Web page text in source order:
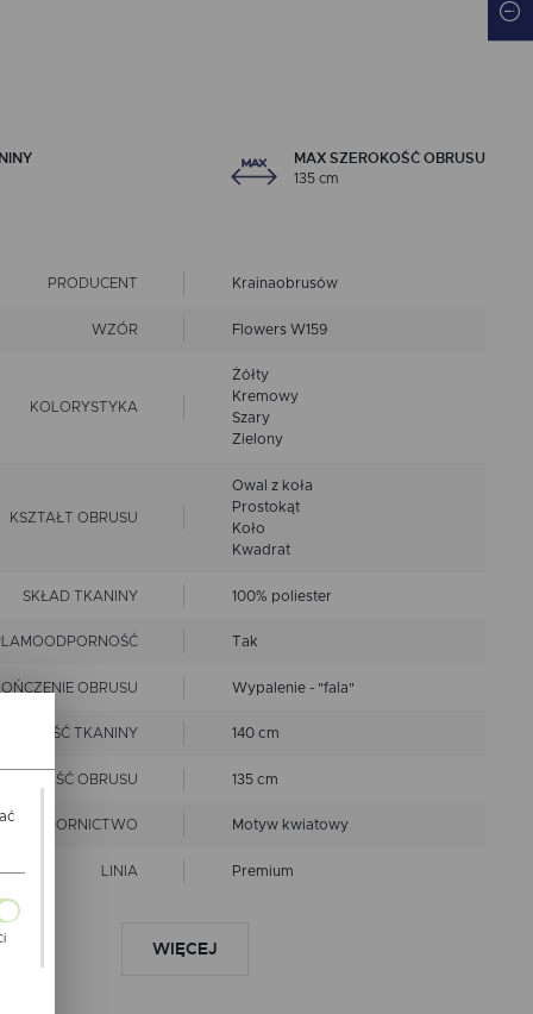
MAX SZEROKOŚĆ OBRUSU
135 cm
PRODUCENT Krainaobrusów
WZÓR Flowers W159
KOLORYSTYKA
Żółty
Kremowy
Szary
Zielony
KSZTAŁT OBRUSU
Owal z koła
Prostokąt
Koło
Kwadrat
SKŁAD TKANINY 100% poliester
Tak
OBRUSU Wypalenie - "fala"
TKANINY 140 cm
OBRUSU 135 cm
WZORNICTWO Motyw kwiatowy
LINIA Premium
WIĘCEJ